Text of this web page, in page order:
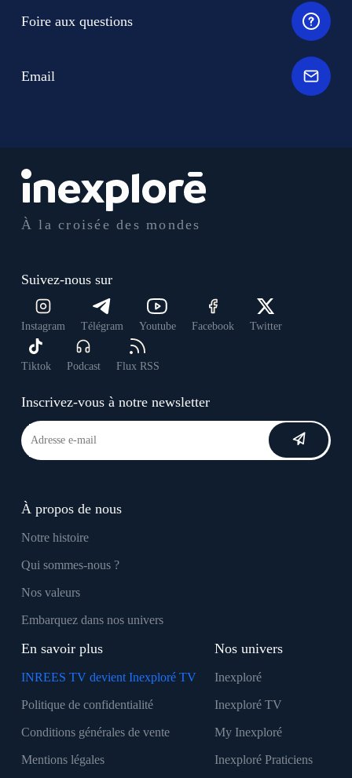
À la croisée des mondes
Suivez-nous sur
Instagram Télégram Youtube Facebook Twitter
Tiktok Podcast Flux RSS
Inscrivez-vous à notre newsletter
À propos de nous
Notre histoire
Qui sommes-nous ?
Nos valeurs
Embarquez dans nos univers
En savoir plus
INREES TV devient Inexploré TV
Politique de confidentialité
Conditions générales de vente
Mentions légales
Nos univers
Inexploré
Inexploré TV
My Inexploré
Inexploré Praticiens
Foire aux questions
Email